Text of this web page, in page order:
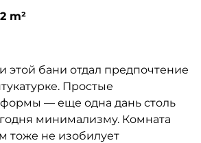
m²
бани отдал предпочтение
Простые
— еще одна дань столь
минимализму. Комната
тоже не изобилует